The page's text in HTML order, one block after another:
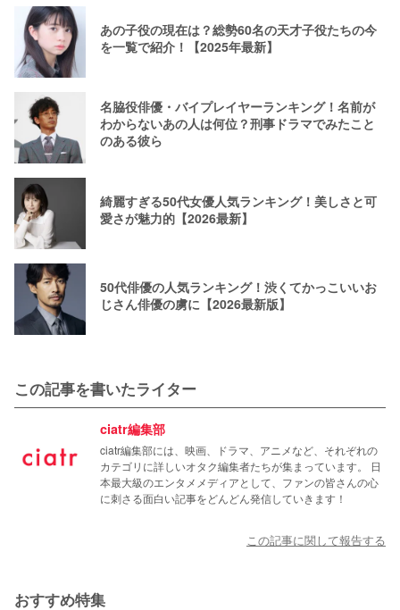
あの子役の現在は？総勢60名の天才子役たちの今
を一覧で紹介！【2025年最新】
名脇役俳優・バイプレイヤーランキング！名前が
わからないあの人は何位？刑事ドラマでみたこと
のある彼ら
綺麗すぎる50代女優人気ランキング！美しさと可
愛さが魅力的【2026最新】
50代俳優の人気ランキング！渋くてかっこいいお
じさん俳優の虜に【2026最新版】
この記事を書いたライター
ciatr編集部
ciatr編集部には、映画、ドラマ、アニメなど、それぞれの
カテゴリに詳しいオタク編集者たちが集まっています。 日
本最大級のエンタメメディアとして、ファンの皆さんの心
に刺さる面白い記事をどんどん発信していきます！
この記事に関して報告する
おすすめ特集